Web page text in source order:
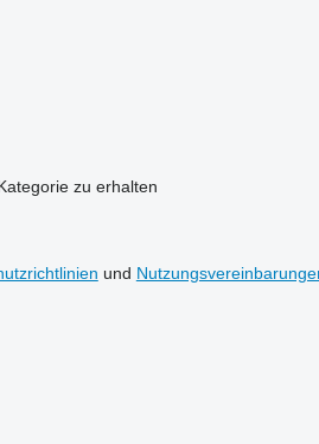
zu erhalten
und